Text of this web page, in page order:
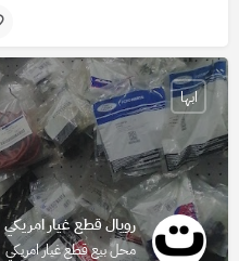
رويال قطع غيار امريكي
محل بيع قطع غيار امريكي
ابها